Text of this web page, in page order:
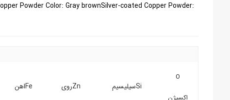
:Silver-coated Copper Powder Parameters
Powder Color: Gray brownSilver-coated Copper Powder
O
اکسیژن
Siسیلیسیم Znروی Feاهن